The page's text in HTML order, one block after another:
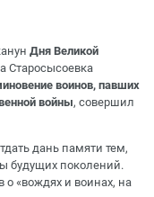
Дня Великой
Старосысоевка
воинов, павших
войны, совершил
дань памяти тем,
будущих поколений.
«вождях и воинах, на